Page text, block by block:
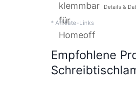
Details &
* Affiliate-Links
Empfohlene